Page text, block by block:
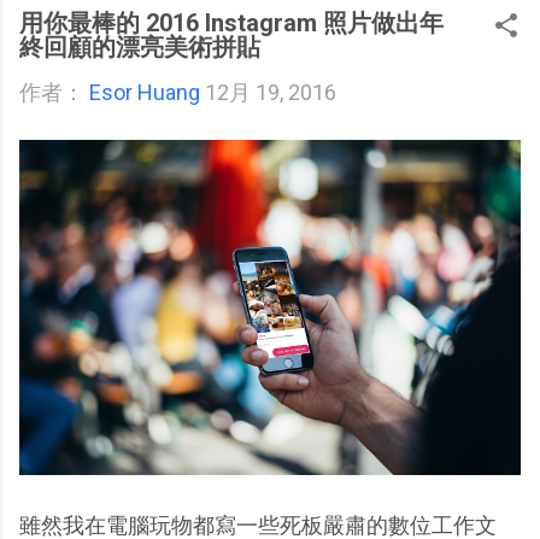
用你最棒的 2016 Instagram 照片做出年
終回顧的漂亮美術拼貼
作者： Esor Huang 12月 19, 2016
雖然我在電腦玩物都寫一些死板嚴肅的數位工作文